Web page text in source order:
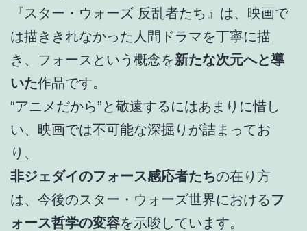
『スター・ウォーズ 反乱者たち』は、映画で
は描ききれなかった人間ドラマを丁寧に描
き、フォースという概念を新たな次元へと導
いた作品です。
“アニメだから”と敬遠するにはあまりに惜し
い、映画では不可能な深掘りが詰まってお
り、
非ジェダイのフォース感応者たちの在り方
は、今後のスター・ウォーズ世界におけるフ
ォース哲学の変容を示唆しています。